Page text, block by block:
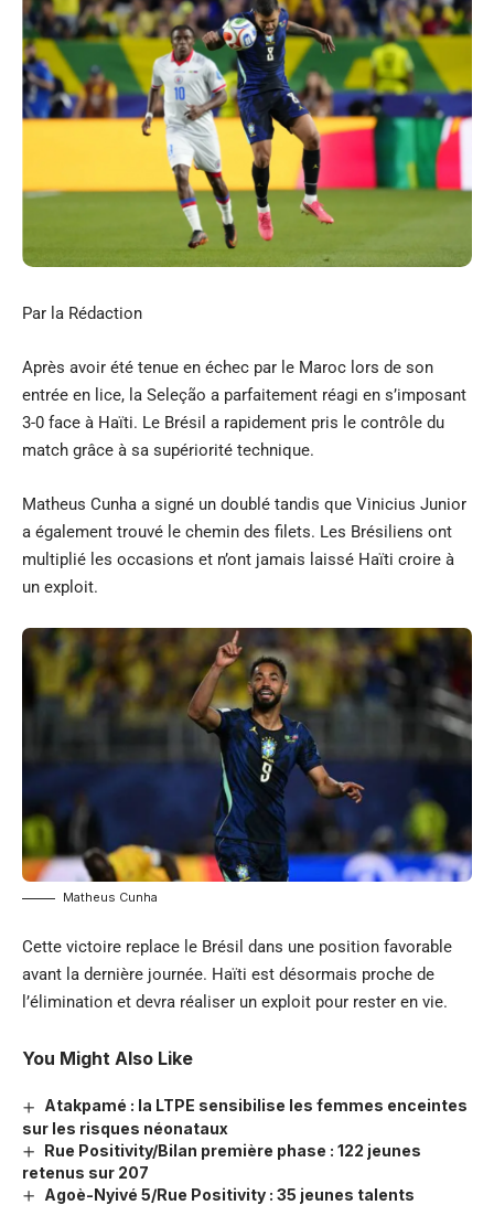
Par la Rédaction
Après avoir été tenue en échec par le Maroc lors de son
entrée en lice, la Seleção a parfaitement réagi en s’imposant
3-0 face à Haïti. Le Brésil a rapidement pris le contrôle du
match grâce à sa supériorité technique.
Matheus Cunha a signé un doublé tandis que Vinicius Junior
a également trouvé le chemin des filets. Les Brésiliens ont
multiplié les occasions et n’ont jamais laissé Haïti croire à
un exploit.
Matheus Cunha
Cette victoire replace le Brésil dans une position favorable
avant la dernière journée. Haïti est désormais proche de
l’élimination et devra réaliser un exploit pour rester en vie.
You Might Also Like
Atakpamé : la LTPE sensibilise les femmes enceintes
sur les risques néonataux
Rue Positivity/Bilan première phase : 122 jeunes
retenus sur 207
Agoè-Nyivé 5/Rue Positivity : 35 jeunes talents